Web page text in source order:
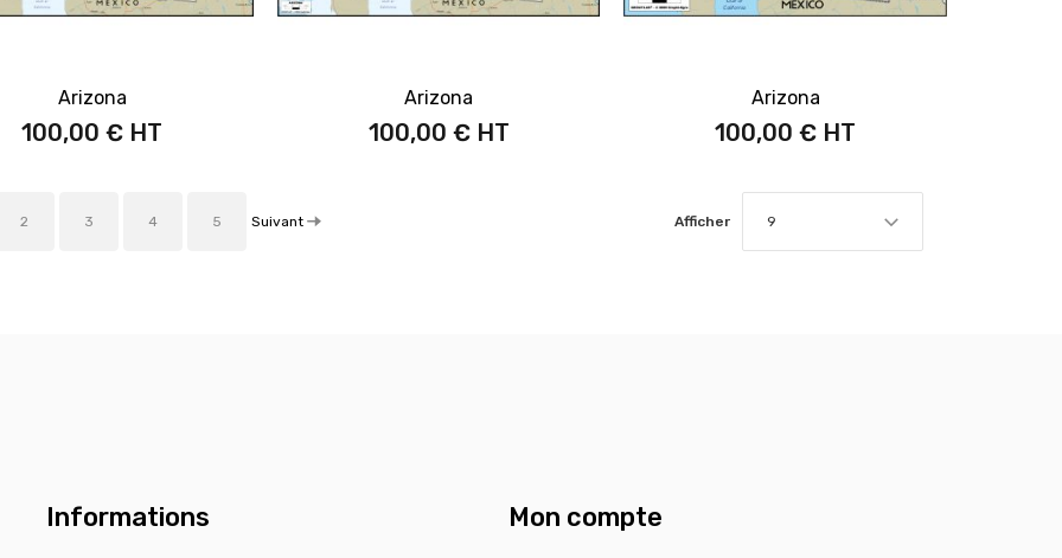
Arizona
100,00 €
Arizona
100,00 €
Arizona
100,00 €
Afficher 9
2 3 4 5 Suivant
Informations Mon compte